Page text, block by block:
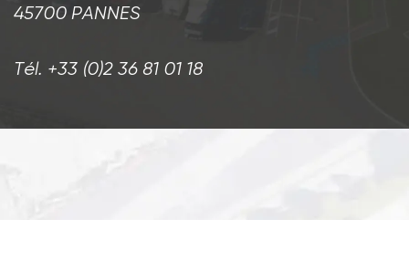
45700 PANNES
Tél. +33 (0)2 36 81 01 18